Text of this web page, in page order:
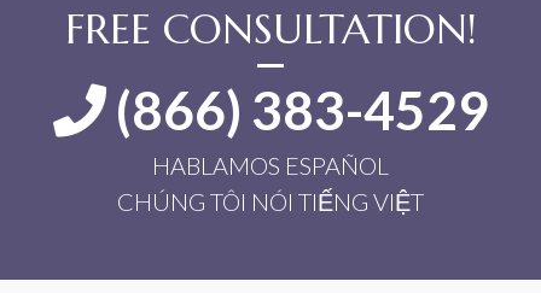
FREE CONSULTATION!
(866) 383-4529
HABLAMOS ESPAÑOL
CHÚNG TÔI NÓI TIẾNG VIỆT